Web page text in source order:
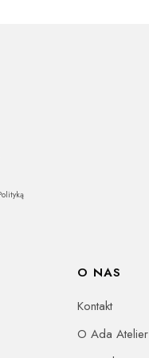
O NAS
Kontakt
O Ada Atelier